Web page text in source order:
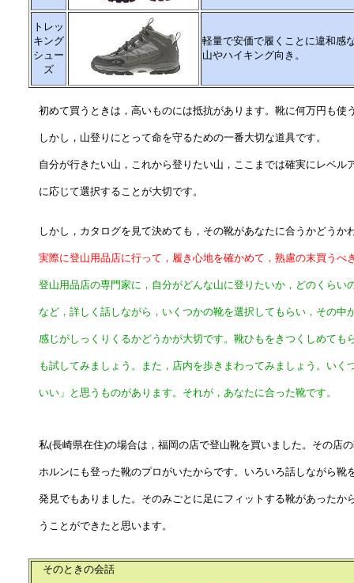
トレッ
キング
シュー
ズ
軽量で安価で履くことに違和感
山やハイキング向き。
初めて買うときは，高いものには抵抗があります。靴に何万円も使
しかし，山登りにとって命を守るための一番大切な道具です。
自分が行きたい山，これから登りたい山，ここまでは確実にレベル
に応じて選択することが大切です。
しかし，カタログを見て決めても，その靴があなたに合うかどうか
実際に登山用品店に行って，履き心地を確かめて，熟慮の末買うべ
登山用品店の専門家に，自分がどんな山に登りたいか，どのくらい
など，詳しく話しながら，いくつかの靴を選択してもらい，その中
感じがしっくりくるかどうかが大切です。靴ひもをきつくしめても
も試してみましょう。また，店内を歩きまわってみましょう。いく
いい」と思うものがあります。それが，あなたに合った靴です。
私(長崎県在住)の場合は，福岡の店で登山靴を買いました。その店
ホルンにも登った靴のプロがいたからです。いろいろ話しながら靴
発見でもありました。そのみごとに足にフィットする靴があったか
うことができたと思います。
そのときの会話